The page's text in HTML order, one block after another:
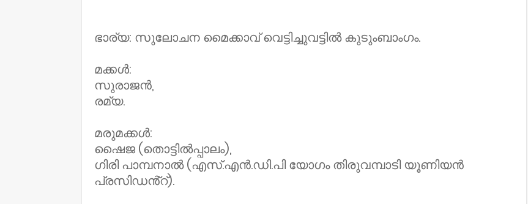
ഭാര്യ: സുലോചന മൈക്കാവ് വെട്ടിച്ചുവട്ടിൽ കുടുംബാംഗം.
മക്കൾ:
സുരാജൻ,
രമ്യ.
മരുമക്കൾ:
ഷൈജ (തൊട്ടിൽപ്പാലം),
ഗിരി പാമ്പനാൽ (എസ്.എൻ.ഡി.പി യോഗം തിരുവമ്പാടി യൂണിയൻ
പ്രസിഡൻ്റ്).